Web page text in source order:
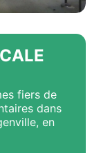
fiers de
dans
en